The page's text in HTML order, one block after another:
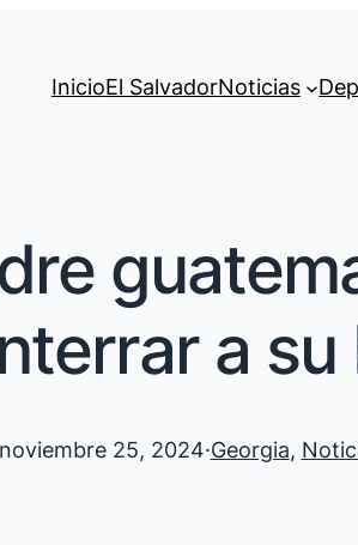
InicioEl SalvadorNoticias
a su
noviembre 25, 2024·Georgia,